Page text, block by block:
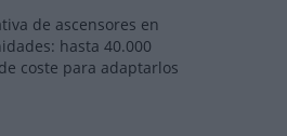
de ascensores en
hasta 40.000
de coste para adaptarlos